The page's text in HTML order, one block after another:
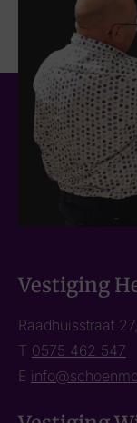
Vestiging
Raadhuisstraat
T 0575 462 547
E